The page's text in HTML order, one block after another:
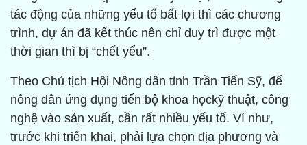
tác động của những yếu tố bất lợi thì các chương
trình, dự án đã kết thúc nên chỉ duy trì được một
thời gian thì bị “chết yểu”.
Theo Chủ tịch Hội Nông dân tỉnh Trần Tiến Sỹ, để
nông dân ứng dụng tiến bộ khoa họckỹ thuật, công
nghệ vào sản xuất, cần rất nhiều yếu tố. Ví như,
trước khi triển khai, phải lựa chọn địa phương và